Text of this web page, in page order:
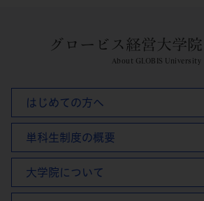
グロービス経営大学
About GLOBIS University
はじめての方へ
単科生制度の概要
大学院について